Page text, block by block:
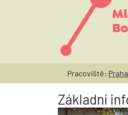
Pracoviště: Praha
Základní